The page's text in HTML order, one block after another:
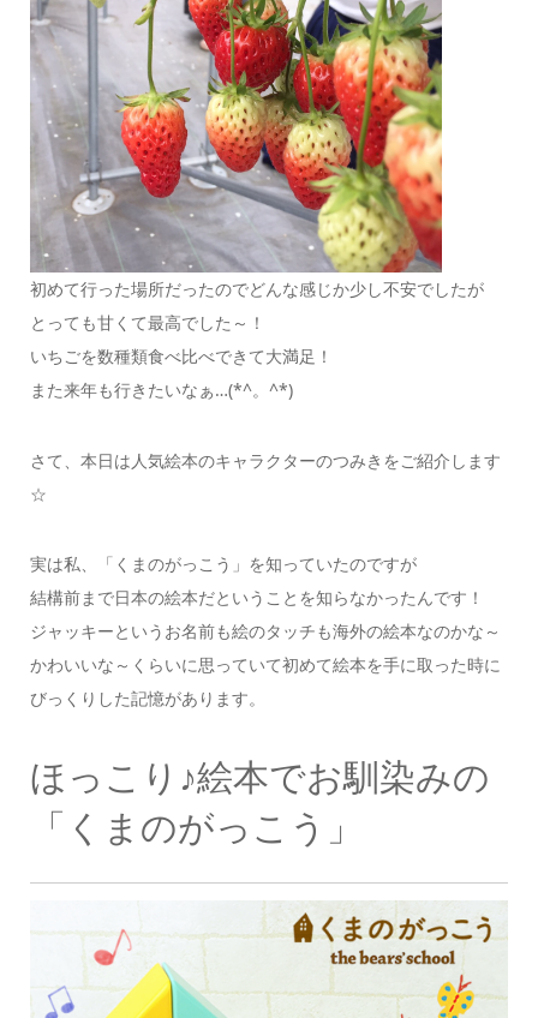
初めて行った場所だったのでどんな感じか少し不安でしたが
とっても甘くて最高でした～！
いちごを数種類食べ比べできて大満足！
また来年も行きたいなぁ…(*^。^*)
さて、本日は人気絵本のキャラクターのつみきをご紹介します
☆
実は私、「くまのがっこう」を知っていたのですが
結構前まで日本の絵本だということを知らなかったんです！
ジャッキーというお名前も絵のタッチも海外の絵本なのかな～
かわいいな～くらいに思っていて初めて絵本を手に取った時に
びっくりした記憶があります。
ほっこり♪絵本でお馴染みの
「くまのがっこう」